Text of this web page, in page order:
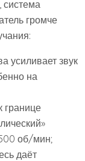
громче
усиливает звук
на
границе
об/мин;
даёт